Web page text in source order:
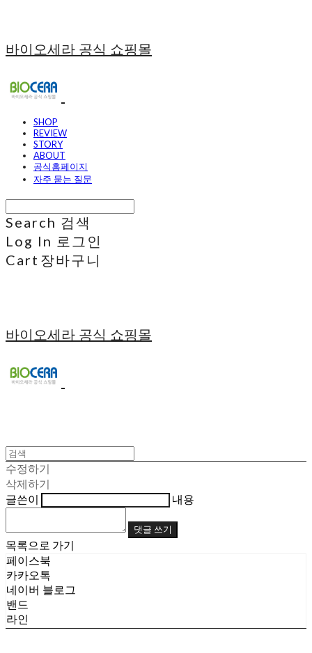
바이오세라 공식 쇼핑몰
SHOP
REVIEW
STORY
ABOUT
공식홈페이지
자주 묻는 질문
Search 검색
Log In 로그인
Cart 장바구니
바이오세라 공식 쇼핑몰
수정하기
삭제하기
글쓴이
내용
댓글 쓰기
목록으로 가기
페이스북
카카오톡
네이버 블로그
밴드
라인